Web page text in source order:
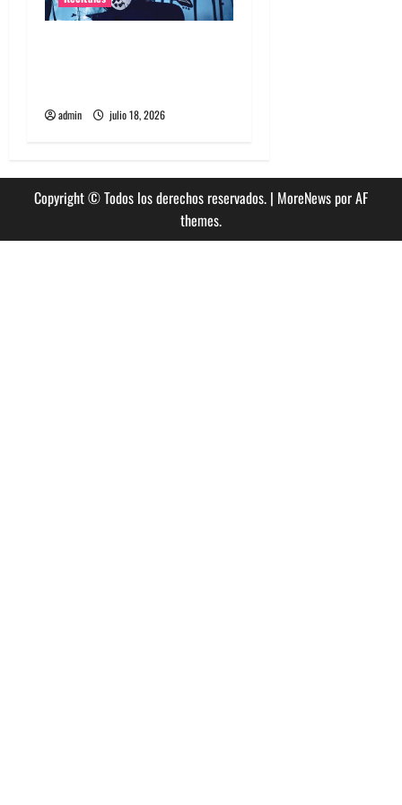
admin julio 18, 2026
Copyright © Todos los derechos reservados. | MoreNewspor AF
themes.